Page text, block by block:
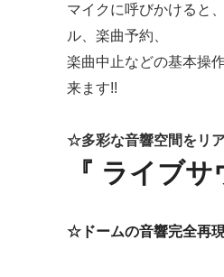
マイクに呼びかけると
ル、楽曲予約、
楽曲中止などの基本操
来ます!!
☆多彩な音響空間をリ
『 ライブサ
☆ドームの音響完全再